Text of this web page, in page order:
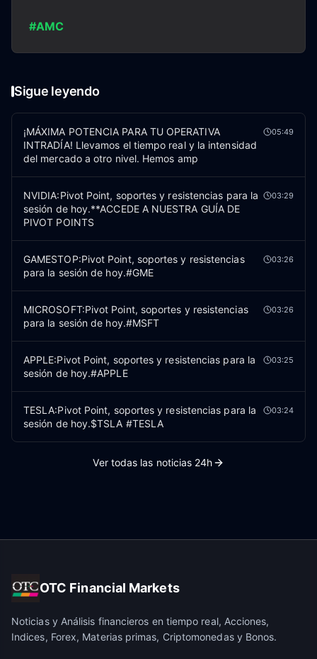
#AMC
Sigue leyendo
¡MÁXIMA POTENCIA PARA TU OPERATIVA
INTRADÍA! Llevamos el tiempo real y la intensidad
del mercado a otro nivel. Hemos amp
05:49
NVIDIA:Pivot Point, soportes y resistencias para la
sesión de hoy.**ACCEDE A NUESTRA GUÍA DE
PIVOT POINTS
03:29
GAMESTOP:Pivot Point, soportes y resistencias
para la sesión de hoy.#GME
03:26
MICROSOFT:Pivot Point, soportes y resistencias
para la sesión de hoy.#MSFT
03:26
APPLE:Pivot Point, soportes y resistencias para la
sesión de hoy.#APPLE
03:25
TESLA:Pivot Point, soportes y resistencias para la
sesión de hoy.$TSLA #TESLA
03:24
Ver todas las noticias 24h
OTC Financial Markets
Noticias y Análisis financieros en tiempo real, Acciones,
Indices, Forex, Materias primas, Criptomonedas y Bonos.